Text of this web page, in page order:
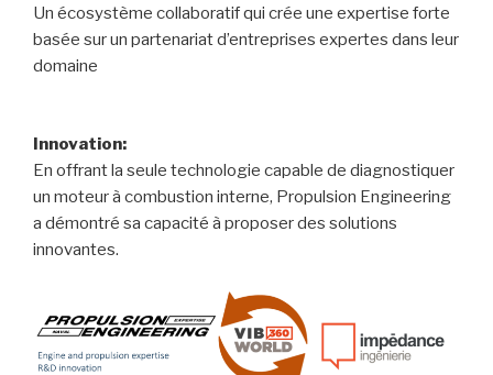
Un écosystème collaboratif qui crée une expertise forte
basée sur un partenariat d’entreprises expertes dans leur
domaine
Innovation:
En offrant la seule technologie capable de diagnostiquer
un moteur à combustion interne, Propulsion Engineering
a démontré sa capacité à proposer des solutions
innovantes.